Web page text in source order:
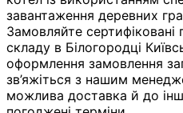
завантаження деревних
Замовляйте
складу в Білогородці
оформлення замовлення
зв’яжіться з нашим
можлива доставка й до